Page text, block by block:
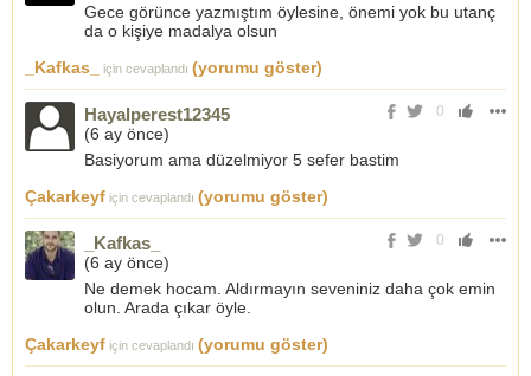
Gece görünce yazmıştım öylesine, önemi yok bu utanç
da o kişiye madalya olsun
_Kafkas_
için cevaplandı (yorumu göster)
0
Hayalperest12345
(6 ay önce)
Basiyorum ama düzelmiyor 5 sefer bastim
Çakarkeyf için cevaplandı (yorumu göster)
0
_Kafkas_
(6 ay önce)
Ne demek hocam. Aldırmayın seveniniz daha çok emin
olun. Arada çıkar öyle.
Çakarkeyf için cevaplandı (yorumu göster)